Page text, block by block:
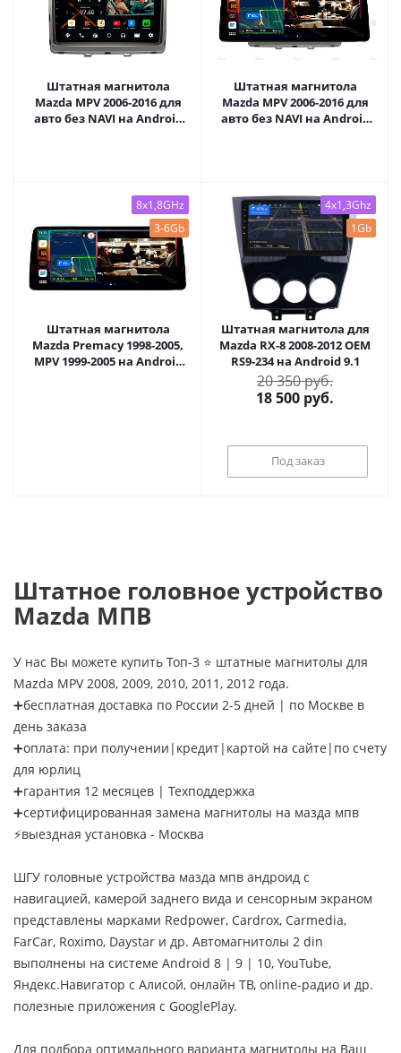
Штатная магнитола
Mazda MPV 2006-2016 для
авто без NAVI на Android
Штатная магнитола
Mazda MPV 2006-2016 для
авто без NAVI на Android
8x1,8GHz
3-6Gb
Штатная магнитола
Mazda Premacy 1998-2005,
MPV 1999-2005 на Android
4x1,3Ghz
1Gb
Штатная магнитола для
Mazda RX-8 2008-2012 OEM
RS9-234 на Android 9.1
20 350 руб.
18 500 руб.
Под заказ
Штатное головное устройство
Mazda МПВ
У нас Вы можете купить Топ-3 ⭐ штатные магнитолы для
Mazda MPV 2008, 2009, 2010, 2011, 2012 года.
➕бесплатная доставка по России 2-5 дней | по Москве в
день заказа
➕оплата: при получении|кредит|картой на сайте|по счету
для юрлиц
➕гарантия 12 месяцев | Техподдержка
➕сертифицированная замена магнитолы на мазда мпв
⚡выездная установка - Москва
ШГУ головные устройства мазда мпв андроид с
навигацией, камерой заднего вида и сенсорным экраном
представлены марками Redpower, Cardrox, Carmedia,
FarCar, Roximo, Daystar и др. Автомагнитолы 2 din
выполнены на системе Android 8 | 9 | 10, YouTube,
Яндекс.Навигатор с Алисой, онлайн ТВ, online-радио и др.
полезные приложения с GooglePlay.
Для подбора оптимального варианта магнитолы на Ваш